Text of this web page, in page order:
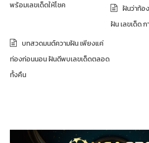
พร้อมเลขเด็ดให้โชค
ฝันว่าท้อ
ฝัน เลขเด็ด
บทสวดมนต์ความฝัน เพียงแค่
ท่องก่อนนอน ฝันดีพบเลขเด็ดตลอด
ทั้งคืน